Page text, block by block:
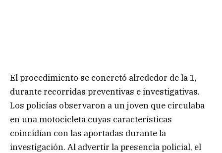
El procedimiento se concretó alrededor de la 1,
durante recorridas preventivas e investigativas.
Los policías observaron a un joven que circulaba
en una motocicleta cuyas características
coincidían con las aportadas durante la
investigación. Al advertir la presencia policial, el